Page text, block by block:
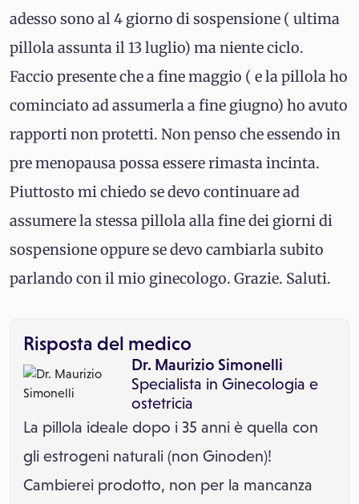
adesso sono al 4 giorno di sospensione ( ultima
pillola assunta il 13 luglio) ma niente ciclo.
Faccio presente che a fine maggio ( e la pillola ho
cominciato ad assumerla a fine giugno) ho avuto
rapporti non protetti. Non penso che essendo in
pre menopausa possa essere rimasta incinta.
Piuttosto mi chiedo se devo continuare ad
assumere la stessa pillola alla fine dei giorni di
sospensione oppure se devo cambiarla subito
parlando con il mio ginecologo. Grazie. Saluti.
Risposta del medico
Dr. Maurizio Simonelli
Specialista in Ginecologia e
ostetricia
La pillola ideale dopo i 35 anni è quella con
gli estrogeni naturali (non Ginoden)!
Cambierei prodotto, non per la mancanza